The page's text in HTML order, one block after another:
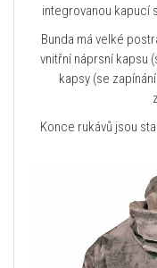
integrovanou kapucí
Bunda má velké
vnitřní náprsní kapsu
kapsy (se
Konce rukávů jsou